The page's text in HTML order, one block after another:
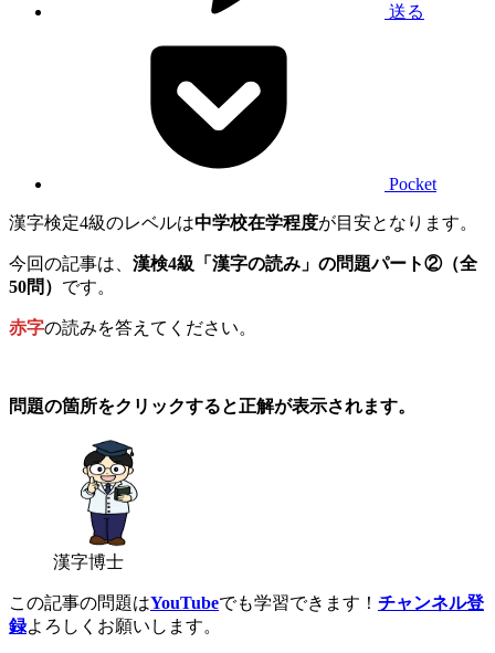
送る
Pocket
漢字検定4級のレベルは中学校在学程度が目安となります。
今回の記事は、 漢検4級「漢字の読み」の問題パート②（全
50問） です。
赤字の読みを答えてください。
問題の箇所をクリックすると正解が表示されます。
漢字博士
この記事の問題はYouTubeでも学習できます！ チャンネル登
録よろしくお願いします。